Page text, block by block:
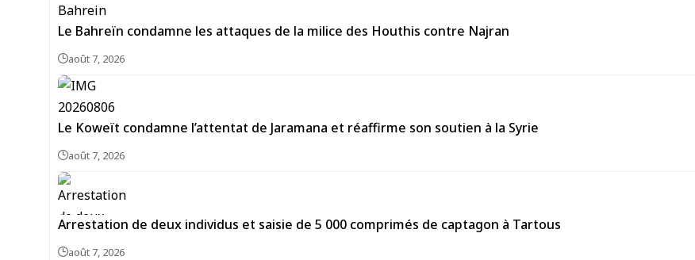
Le Bahreïn condamne les attaques de la milice des Houthis contre Najran
août 7, 2026
Le Koweït condamne l’attentat de Jaramana et réaffirme son soutien à la Syrie
août 7, 2026
Arrestation de deux individus et saisie de 5 000 comprimés de captagon à Tartous
août 7, 2026